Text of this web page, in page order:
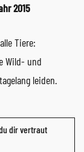
2015
Tiere:
Wild- und
leiden.
dir vertraut